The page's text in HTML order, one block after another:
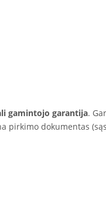
gamintojo garantija.
pirkimo dokumentas